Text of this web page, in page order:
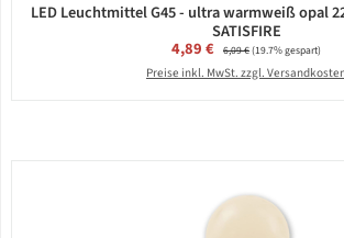
LED Leuchtmittel G45 - ultra warmweiß opal
SATISFIRE
Verkaufspreis:
4,89 € Regulärer Preis:
6,09 €(19.7% gespart)
Preise inkl. MwSt. zzgl.